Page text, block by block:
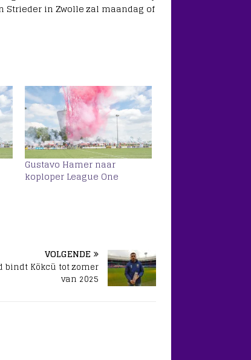
Strieder in Zwolle zal maandag of
Gustavo Hamer naar
koploper League One
VOLGENDE
bindt Kökcü tot zomer
van 2025